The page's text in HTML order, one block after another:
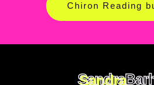
Chiron Reading
Sandra